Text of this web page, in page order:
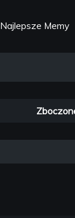
Najlepsze Memy